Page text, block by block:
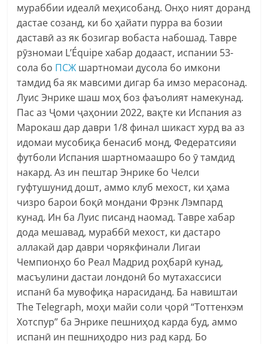
мураббии идеалӣ меҳисобанд. Онҳо ният доранд
дастае созанд, ки бо ҳайати пурра ва бозии
даставӣ аз як бозигар вобаста набошад. Тавре
рӯзномаи L’Équipe хабар додааст, испании 53-
сола бо ПСЖшартномаи дусола бо имкони
тамдид ба як мавсими дигар ба имзо мерасонад.
Луис Энрике шаш моҳ боз фаъолият намекунад.
Пас аз Ҷоми ҷаҳонии 2022, вақте ки Испания аз
Марокаш дар даври 1/8 финал шикаст хурд ва аз
идомаи мусобиқа бенасиб монд, Федератсияи
футболи Испания шартномаашро бо ӯ тамдид
накард. Аз ин пештар Энрике бо Челси
гуфтушунид дошт, аммо клуб мехост, ки ҳама
чизро барои боқӣ мондани Фрэнк Лэмпард
кунад. Ин ба Луис писанд наомад. Тавре хабар
дода мешавад, мураббӣ мехост, ки дастаро
аллакай дар даври чорякфинали Лигаи
Чемпионҳо бо Реал Мадрид роҳбарӣ кунад,
масъулини дастаи лондонӣ бо мутахассиси
испанӣ ба мувофиқа нарасиданд. Ба навиштаи
The Telegraph, моҳи майи соли ҷорӣ “Тоттенхэм
Хотспур” ба Энрике пешниҳод карда буд, аммо
испанӣ ин пешниҳодро низ рад кард. Бо